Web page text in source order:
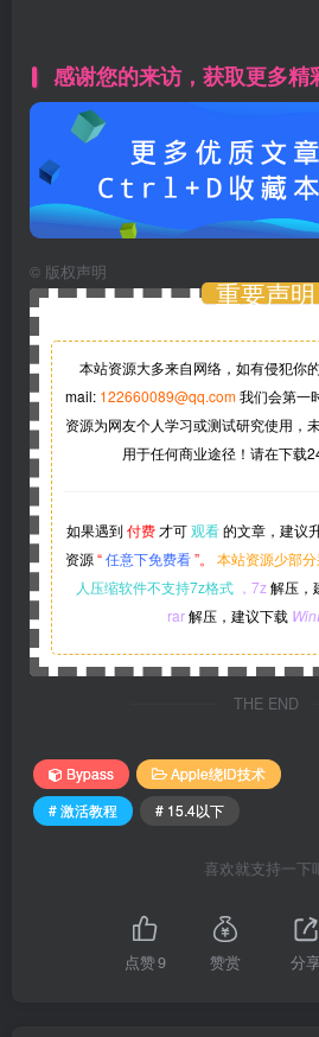
感谢您的来访，获取更多精
© 版权声明
重要声明
本站资源大多来自网络，如有侵犯你
mail: 122660089@qq.com 我们会第一
资源为网友个人学习或测试研究使用，
用于任何商业途径！请在下载
如果遇到付费 才可观看的文章，建议
资源“任意下免费看”。 本站资源少部
人压缩软件不支持7z格式 ，7z解压，
rar解压，建议下载
THE END
Bypass
Apple绕ID技术
# 激活教程
# 15.4以下
喜欢就支持一下
点赞9 赞赏 分